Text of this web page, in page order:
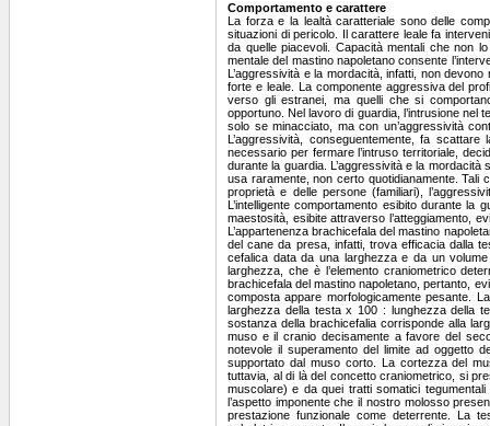
Comportamento e carattere
La forza e la lealtà caratteriale sono delle
situazioni di pericolo. Il carattere leale fa
da quelle piacevoli. Capacità mentali che non
mentale del mastino napoletano consente
L’aggressività e la mordacità, infatti, non
forte e leale. La componente aggressiva del
verso gli estranei, ma quelli che si
opportuno. Nel lavoro di guardia, l’intrusione
solo se minacciato, ma con un’aggressività
L’aggressività, conseguentemente, fa
necessario per fermare l’intruso territoriale,
durante la guardia. L’aggressività e la
usa raramente, non certo quotidianamente. Tali
proprietà e delle persone (familiari),
L’intelligente comportamento esibito durante
maestosità, esibite attraverso l’atteggiamento,
L’appartenenza brachicefala del mastino napoletano presenta la testa apparentemente corta, pur se corta non è di certo e non deve esserlo. La funzionalità del cane da presa, infatti, trova efficacia dalla testa più lunga possibile (secondo il rapporto con l’altezza al garrese), tuttavia, senza perdere la potenza cefalica data da una larghezza e da un volume predominanti sulla lunghezza. L’effetto ottico della testa corta, quindi, dipende dal contributo dato dalla larghezza, che è l’elemento craniometrico determinante la brachicefalia, nonché, al contempo, basilare per ottenere una spiccata volumetria. La testa brachicefala del mastino napoletano, pertanto, evidenzia una larghezza cefalica notevolmente sviluppata ed un enorme volume. Una testa brachicefala così composta appare morfologicamente pesante. La determinazione della tipologia relativa alla testa avviene con un indice (I.C.T. [Indice Cefalico Totale] = larghezza della testa x 100 : lunghezza della testa), in base al quale l’appartenenza brachicefala del mastino napoletano è sicuramente accertata. La sostanza della brachicefalia corrisponde alla larghezza cefalica superiore alla metà della lunghezza totale della testa. Stante il rapporto longitudinale tra il muso e il cranio decisamente a favore del secondo, con la larghezza cefalica determinata dalla larghezza cranica uguale alla sua lunghezza, diventa notevole il superamento del limite ad oggetto della brachicefalia. Succede che il cranio largo quanto lungo contribuisce alla testa brachicefala perché supportato dal muso corto. La cortezza del muso, perciò, è determinante quanto la larghezza cefalica. La testa brachicefala del mastino napoletano, tuttavia, al di là del concetto craniometrico, si presenta tale per via della voluminosa struttura morfologica, data da quel substrato anatomico (scheletrico e muscolare) e da quei tratti somatici tegumentali (rughe e pliche), che lo contraddistinguono sotto il profilo della tipicità. La brachicefalia, inoltre, agevola l’aspetto imponente che il nostro molosso presenta durante la mansione di guardiano, trovando nella testa di questa tipologia l’elemento primario della sua prestazione funzionale come deterrente. La testa brachicefala, infine, è massiccia, perché la voluminosità assicura il tipico e funzionale substrato scheletrico pesante. Il cranio largo agli zigomi confeziona la quadratura della regione e garantisce la brachicefalia. La lunghezza totale del 30 % dell’altezza al garrese non modifica il contesto craniometrico brachicefalo. Una lunghezza superiore, però, offre quella brachicefalia maggiorata, che è sinonimo di una migliore efficacia funzionale, sia come aspetto deterrente, sia come supporto alla presa, nonché, come valore aggiunto – strutturale e volumetrico - alla tipicità. La pelle abbondante, attraverso le conseguenti rughe e pliche, disegna la tipicità; mentre, in termini funzionali, acquista